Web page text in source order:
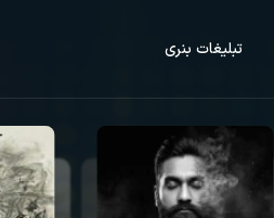
تبلیغات بنری